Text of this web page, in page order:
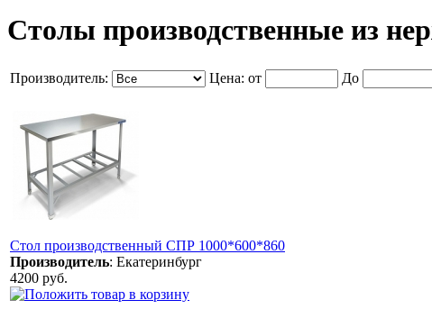
Столы производственные из
Производитель: Цена: от До
Стол производственный СПР 1000*600*860
Производитель: Екатеринбург
4200 руб.